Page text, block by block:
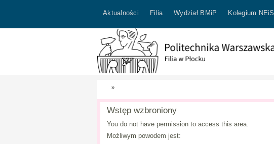
Aktualności Filia Wydział BMiP Kolegium NEiS
»
Wstęp wzbroniony
You do not have permission to access this area.
Możliwym powodem jest: